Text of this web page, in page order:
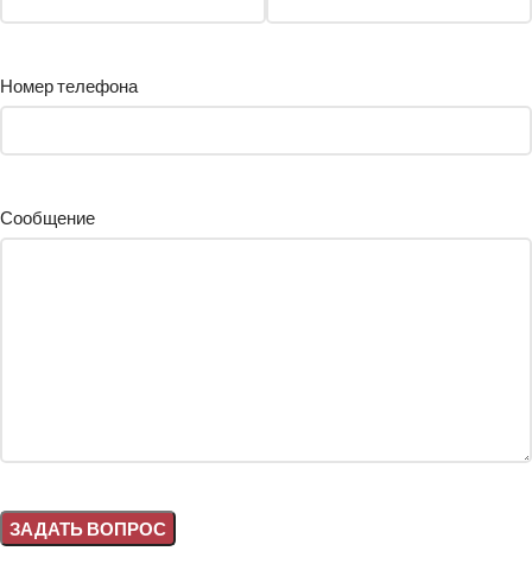
Номер телефона
Сообщение